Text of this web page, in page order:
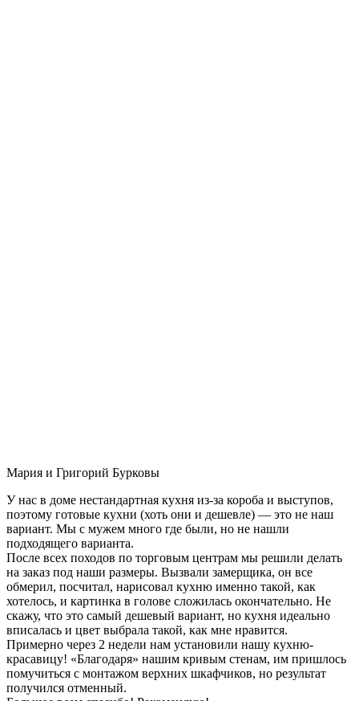
Мария и Григорий Бурковы
У нас в доме нестандартная кухня из-за короба и выступов,
поэтому готовые кухни (хоть они и дешевле) — это не наш
вариант. Мы с мужем много где были, но не нашли
подходящего варианта.
После всех походов по торговым центрам мы решили делать
на заказ под наши размеры. Вызвали замерщика, он все
обмерил, посчитал, нарисовал кухню именно такой, как
хотелось, и картинка в голове сложилась окончательно. Не
скажу, что это самый дешевый вариант, но кухня идеально
вписалась и цвет выбрала такой, как мне нравится.
Примерно через 2 недели нам установили нашу кухню-
красавицу! «Благодаря» нашим кривым стенам, им пришлось
помучиться с монтажом верхних шкафчиков, но результат
получился отменный.